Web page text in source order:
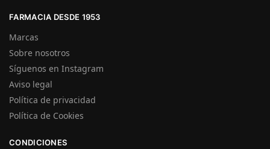
FARMACIA DESDE 1953
Marcas
Sobre nosotros
Síguenos en Instagram
Aviso legal
Política de privacidad
Política de Cookies
CONDICIONES